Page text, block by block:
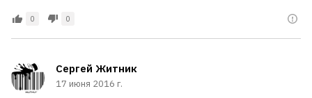
0 0
Сергей Житник
17 июня 2016 г.